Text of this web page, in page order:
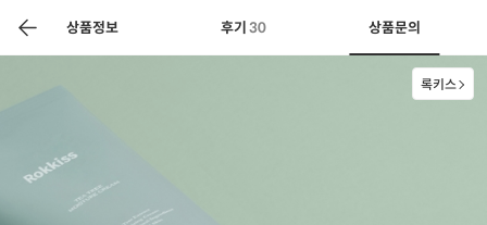
상품정보 후기 30 상품문의
록키스